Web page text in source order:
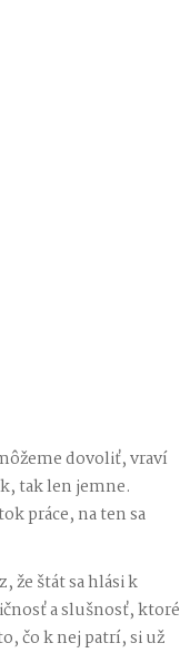
dovoliť, vraví
tak len jemne.
práce, na ten sa
že štát sa hlási k
a slušnosť, ktoré
čo k nej patrí, si už